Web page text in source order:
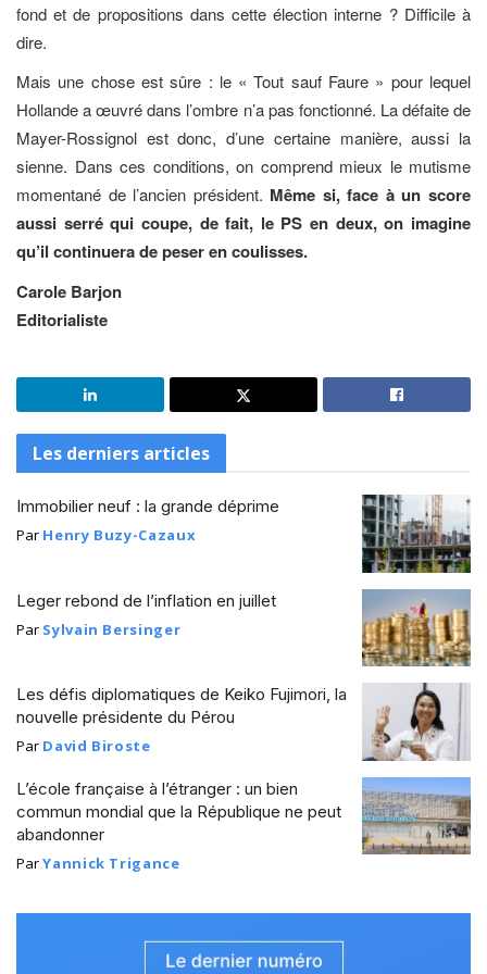
fond et de propositions dans cette élection interne ? Difficile à
dire.
Mais une chose est sûre : le « Tout sauf Faure » pour lequel
Hollande a œuvré dans l’ombre n’a pas fonctionné. La défaite de
Mayer-Rossignol est donc, d’une certaine manière, aussi la
sienne. Dans ces conditions, on comprend mieux le mutisme
momentané de l’ancien président. Même si, face à un score
aussi serré qui coupe, de fait, le PS en deux, on imagine
qu’il continuera de peser en coulisses.
Carole Barjon
Editorialiste
Les derniers articles
Immobilier neuf : la grande déprime
Par Henry Buzy-Cazaux
Leger rebond de l’inflation en juillet
Par Sylvain Bersinger
Les défis diplomatiques de Keiko Fujimori, la
nouvelle présidente du Pérou
Par David Biroste
L’école française à l’étranger : un bien
commun mondial que la République ne peut
abandonner
ParYannick Trigance